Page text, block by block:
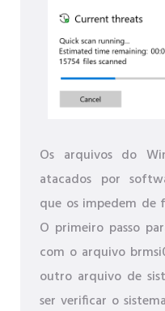
Os arquivos do
atacados por
que os impedem de
O primeiro passo
com o arquivo
outro arquivo de
ser verificar o